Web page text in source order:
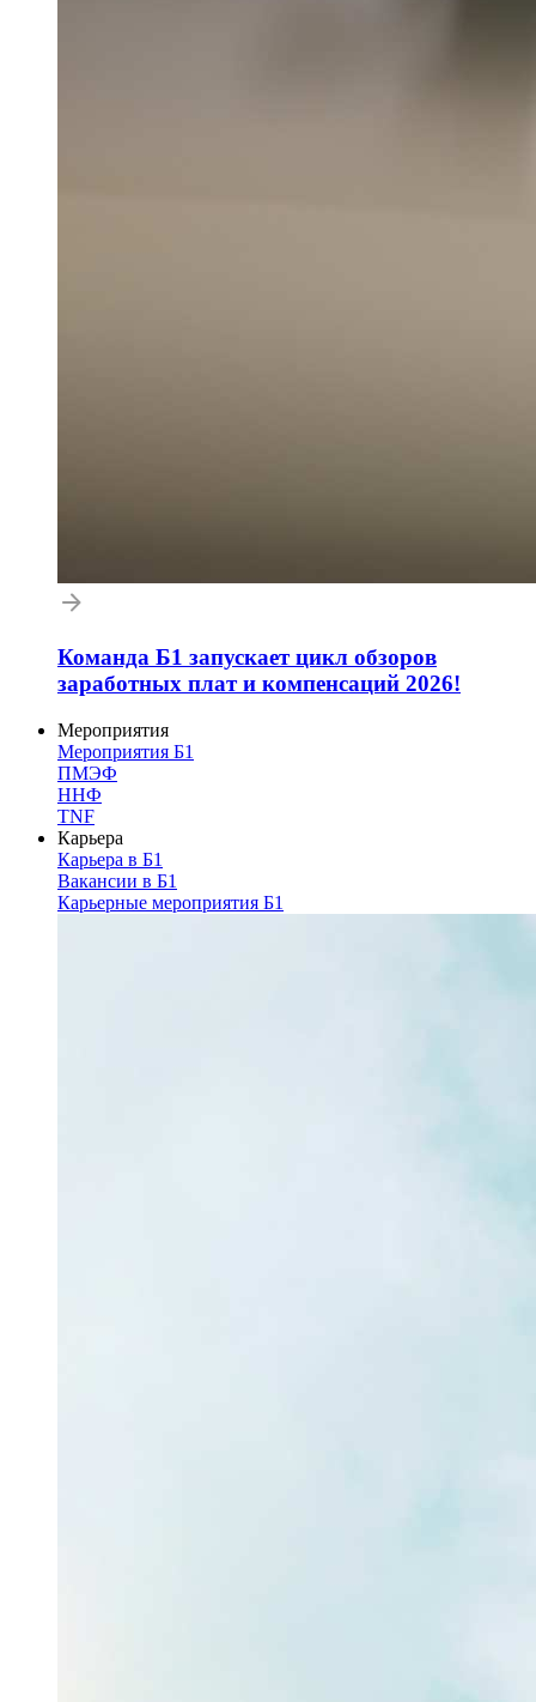
Команда Б1 запускает цикл обзоров
заработных плат и компенсаций 2026!
Мероприятия
Мероприятия Б1
ПМЭФ
ННФ
TNF
Карьера
Карьера в Б1
Вакансии в Б1
Карьерные мероприятия Б1